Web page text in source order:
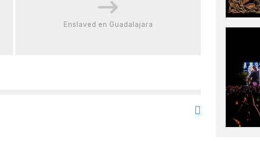
Enslaved en Guadalajara